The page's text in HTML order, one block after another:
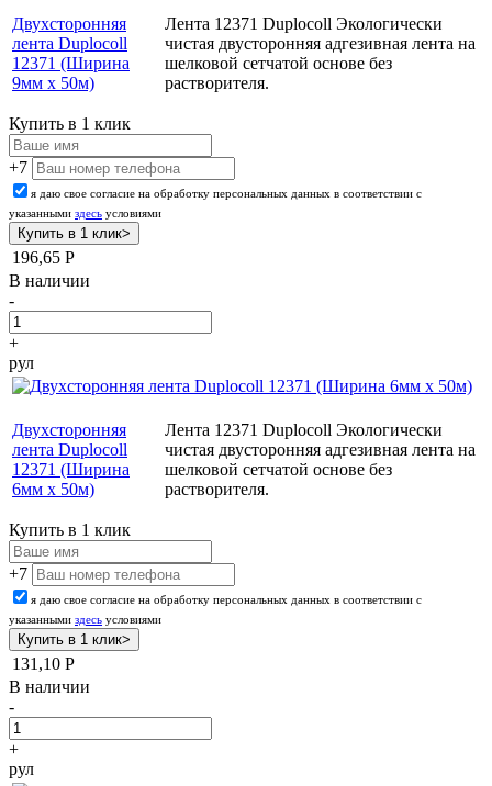
Двухсторонняя
лента Duplocoll
12371 (Ширина
9мм х 50м)
Лента 12371 Duplocoll Экологически
чистая двусторонняя адгезивная лента на
шелковой сетчатой основе без
растворителя.
Купить в 1 клик
+7
я даю свое согласие на обработку персональных данных в соответствии с
указанными здесь условиями
196,65 Р
В наличии
-
+
рул
Двухсторонняя
лента Duplocoll
12371 (Ширина
6мм х 50м)
Лента 12371 Duplocoll Экологически
чистая двусторонняя адгезивная лента на
шелковой сетчатой основе без
растворителя.
Купить в 1 клик
+7
я даю свое согласие на обработку персональных данных в соответствии с
указанными здесь условиями
131,10 Р
В наличии
-
+
рул